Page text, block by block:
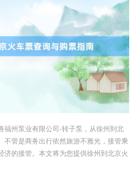
福州泵业有限公司-转子泵，从徐州到北
不管是商务出行依然旅游不雅光，接管乘
济的接管。本文将为您提供徐州到北京火